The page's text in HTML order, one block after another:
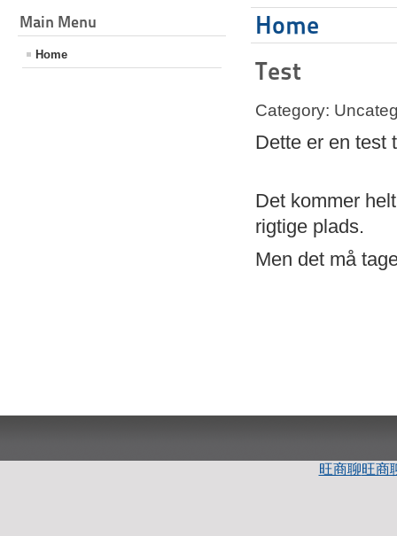
Main Menu
Home
Home
Test
Category:
Dette er en test
Det kommer
rigtige plads.
Men det må
旺商聊旺商